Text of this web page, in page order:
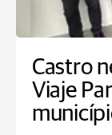
Castro
Viaje